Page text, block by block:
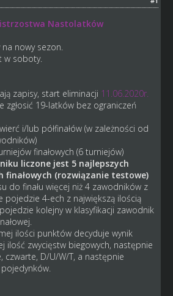
Nastolatków
nowy sezon.
w soboty.
zapisy, start eliminacji 11.06.2020r.
zgłosić 19-latków bez ograniczeń
i/lub półfinałów (w zależności od
finałowych (6 turniejów)
liczone jest 5 najlepszych
(rozwiązanie testowe)
do finału więcej niż 4 zawodników z
pojedzie 4-ech z największą ilością
kolejny w klasyfikacji zawodnik
ilości punktów decyduje wynik
ilość zwycięstw biegowych, następnie
czwarte, D/U/W/T, a następnie